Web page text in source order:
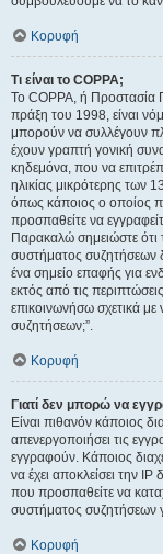
Κορυφή
Τι είναι το COPPA;
Το COPPA, ή Προστασία
πράξη του 1998, είναι
μπορούν να συλλέγουν
έχουν γραπτή γονική
κηδεμόνα, που να
ηλικίας μικρότερης των
όπως κάποιος ο οποίος
προσπαθείτε να
Παρακαλώ σημειώστε ότι
συστήματος συζητήσεων
ένα σημείο επαφής για
εκτός από τις
επικοινωνήσω σχετικά
συζητήσεων;”.
Κορυφή
Γιατί δεν μπορώ να
Είναι πιθανόν κάποιος
απενεργοποιήσει τις
εγγραφούν. Κάποιος
να έχει αποκλείσει την
που προσπαθείτε να
συστήματος συζητήσεων
Κορυφή